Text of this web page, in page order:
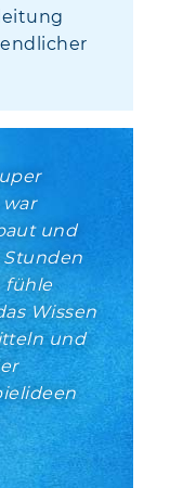
und
Stunden
fühle
Wissen
und